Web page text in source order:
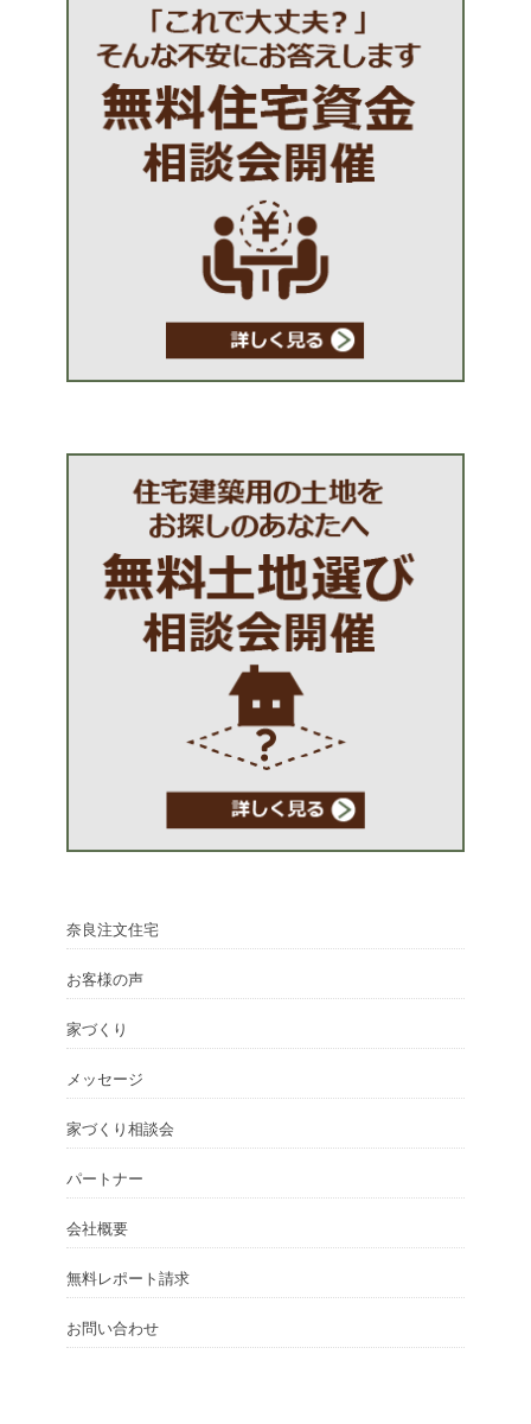
奈良注文住宅
お客様の声
家づくり
メッセージ
家づくり相談会
パートナー
会社概要
無料レポート請求
お問い合わせ